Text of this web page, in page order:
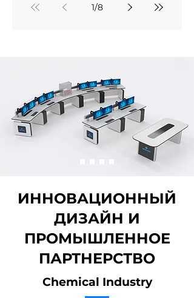
1/8
ИННОВАЦИОННЫЙ
ДИЗАЙН И
ПРОМЫШЛЕННОЕ
ПАРТНЕРСТВО
Chemical Industry